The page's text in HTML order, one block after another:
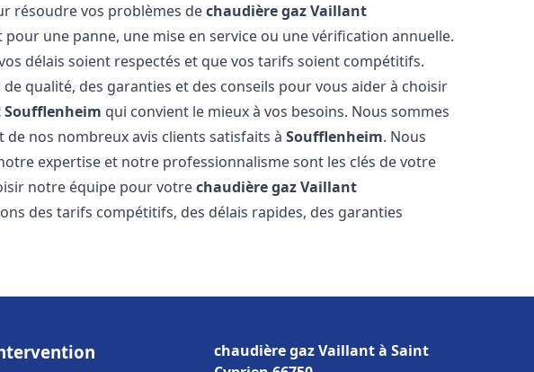
résoudre vos problèmes dechaudière gaz Vaillant
pour une panne, une mise en service ou une vérification annuelle.
délais soient respectés et que vos tarifs soient compétitifs.
qualité, des garanties et des conseils pour vous aider à choisir
Soufflenheim qui convient le mieux à vos besoins. Nous sommes
de nos nombreux avis clients satisfaits àSoufflenheim. Nous
expertise et notre professionnalisme sont les clés de votre
notre équipe pour votrechaudière gaz Vaillant
des tarifs compétitifs, des délais rapides, des garanties
chaudière gaz Vaillant à Saint